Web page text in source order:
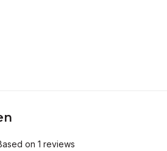
on 1 reviews